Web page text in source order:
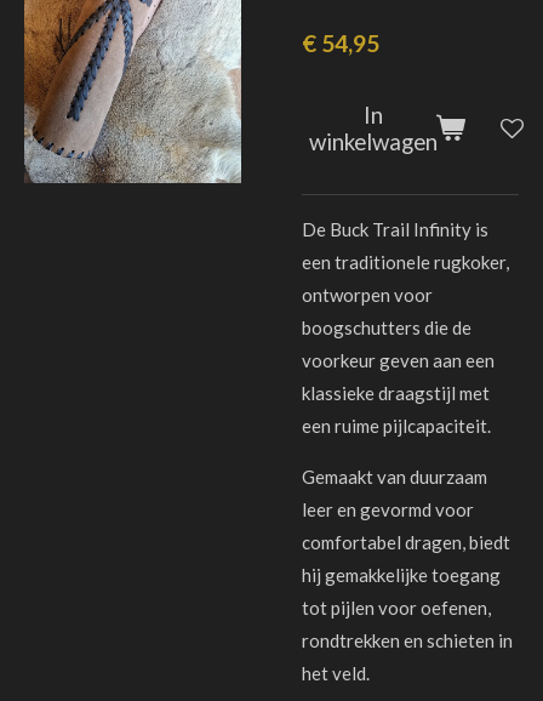
€ 54,95
In
winkelwagen
De Buck Trail Infinity is
een traditionele rugkoker,
ontworpen voor
boogschutters die de
voorkeur geven aan een
klassieke draagstijl met
een ruime pijlcapaciteit.
Gemaakt van duurzaam
leer en gevormd voor
comfortabel dragen, biedt
hij gemakkelijke toegang
tot pijlen voor oefenen,
rondtrekken en schieten in
het veld.